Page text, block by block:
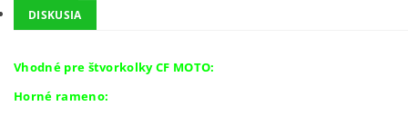
DISKUSIA
Vhodné pre štvorkolky CF MOTO:
Horné rameno: